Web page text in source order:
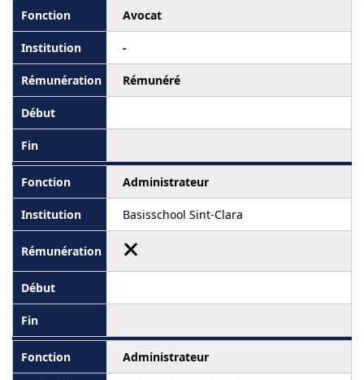
Avocat
-
Rémunéré
Administrateur
Basisschool Sint-Clara
Administrateur